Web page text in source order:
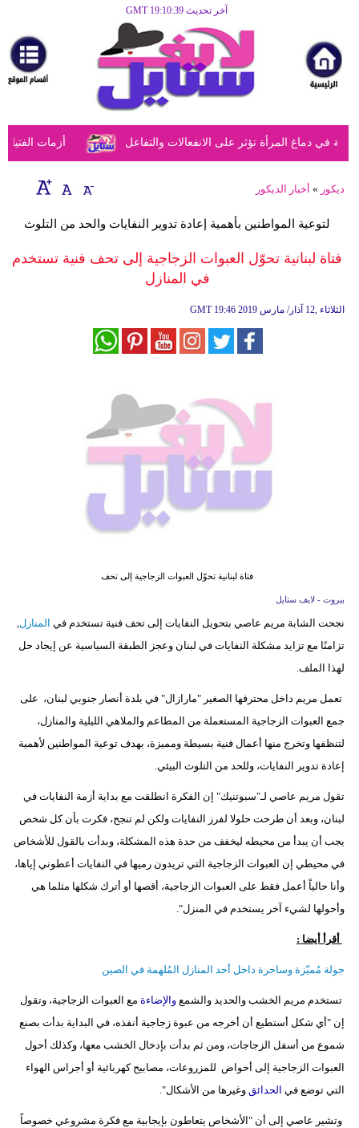
آخر تحديث GMT 19:10:39
مرأة
أزياء
أزياء
إسلامية
ديكور
صحة
أزمات الفتيات دماغ المرأة تؤثر على الانفعالات والتفاعل
ديكور » أخبار الديكور
لتوعية المواطنين بأهمية إعادة تدوير النفايات والحد من التلوث
فتاة لبنانية تحوّل العبوات الزجاجية إلى تحف فنية تستخدم
في المنازل
GMT 19:46 2019 الثلاثاء ,12 آذار/ مارس
فتاة لبنانية تحوّل العبوات الزجاجية إلى تحف
بيروت - لايف ستايل
نجحت الشابة مريم عاصي بتحويل النفايات إلى تحف فنية تستخدم في المنازل,
تزامنًا مع تزايد مشكلة النفايات في لبنان وعجز الطبقة السياسية عن إيجاد حل
لهذا الملف.
تعمل مريم داخل محترفها الصغير "مارازال" في بلدة أنصار جنوبي لبنان، على
جمع العبوات الزجاجية المستعملة من المطاعم والملاهي الليلية والمنازل،
لتنظفها وتخرج منها أعمال فنية بسيطة ومميزة، بهدف توعية المواطنين لأهمية
إعادة تدوير النفايات، وللحد من التلوث البيئي.
تقول مريم عاصي لـ"سبوتنيك" إن الفكرة انطلقت مع بداية أزمة النفايات في
لبنان، وبعد أن طرحت حلولا لفرز النفايات ولكن لم تنجح، فكرت بأن كل شخص
يجب أن يبدأ من محيطه ليخفف من حدة هذه المشكلة، وبدأت بالقول للأشخاص
في محيطي إن العبوات الزجاجية التي تريدون رميها في النفايات أعطوني إياها،
وأنا حالياً أعمل فقط على العبوات الزجاجية، أقصها أو أترك شكلها مثلما هي
وأحولها لشيء آخر يستخدم في المنزل".
أقرأ أيضا :
جولة مُميّزة وساحرة داخل أحد المنازل المُلهمة في الصين
تستخدم مريم الخشب والحديد والشمعوالإضاءة مع العبوات الزجاجية، وتقول
إن "أي شكل أستطيع أن أخرجه من عبوة زجاجية أنفذه، في البداية بدأت بصنع
شموع من أسفل الزجاجات، ومن ثم بدأت بإدخال الخشب معها، وكذلك أحول
العبوات الزجاجية إلى أحواض للمزروعات، مصابيح كهربائية أو أجراس الهواء
التي توضع في الحدائقوغيرها من الأشكال".
وتشير عاصي إلى أن "الأشخاص يتعاطون بإيجابية مع فكرة مشروعي خصوصاً